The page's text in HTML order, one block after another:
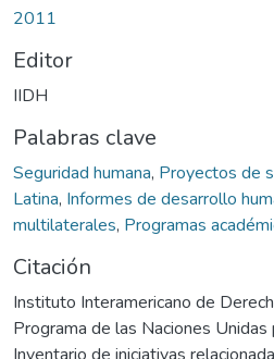
2011
Editor
IIDH
Palabras clave
Seguridad humana, Proyectos de
Latina, Informes de desarrollo
multilaterales, Programas
Citación
Instituto Interamericano de
Programa de las Naciones